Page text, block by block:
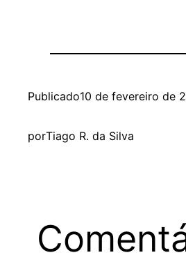
Publicado10 de fevereiro de
porTiago R. da Silva